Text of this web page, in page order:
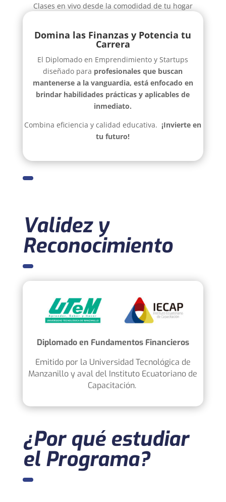
Clases en vivo desde la comodidad de tu hogar
Domina las Finanzas y Potencia tu
Carrera
El Diplomado en Emprendimiento y Startups
diseñado para profesionales que buscan
mantenerse a la vanguardia, está enfocado en
brindar habilidades prácticas y aplicables de
inmediato.
Combina eficiencia y calidad educativa. ¡Invierte en
tu futuro!
Validez y
Reconocimiento
Diplomado en Fundamentos Financieros
Emitido por la Universidad Tecnológica de
Manzanilloy aval del Instituto Ecuatoriano de
Capacitación.
¿Por qué estudiar
el Programa?